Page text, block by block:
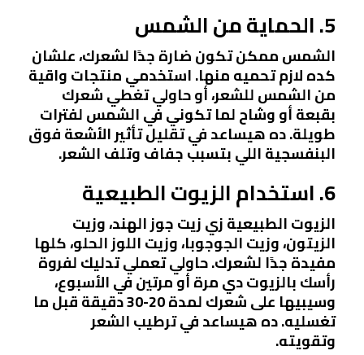
5. الحماية من الشمس
الشمس ممكن تكون ضارة جدًا لشعرك، علشان
كده لازم تحميه منها. استخدمي منتجات واقية
من الشمس للشعر، أو حاولي تغطي شعرك
بقبعة أو وشاح لما تكوني في الشمس لفترات
طويلة. ده هيساعد في تقليل تأثير الأشعة فوق
البنفسجية اللي بتسبب جفاف وتلف الشعر.
6. استخدام الزيوت الطبيعية
الزيوت الطبيعية زي زيت جوز الهند، وزيت
الزيتون، وزيت الجوجوبا، وزيت اللوز الحلو، كلها
مفيدة جدًا لشعرك. حاولي تعملي تدليك لفروة
رأسك بالزيوت دي مرة أو مرتين في الأسبوع،
وسيبيها على شعرك لمدة 20-30 دقيقة قبل ما
تغسليه. ده هيساعد في ترطيب الشعر
وتقويته.